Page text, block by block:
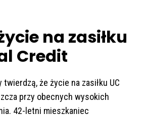
na zasiłku
Credit
że życie na zasiłku UC
przy obecnych wysokich
42-letni mieszkaniec